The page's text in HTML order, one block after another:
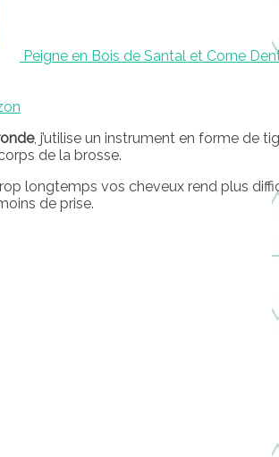
Peigne en Bois de Santal et Corne
, j’utilise un instrument en forme de
de la brosse.
trop longtemps vos cheveux rend plus
de prise.